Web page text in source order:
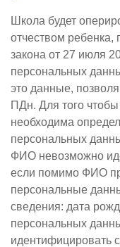
Школа будет
отчеством ребенка,
закона от 27 июля
персональных
это данные,
ПДн. Для того
необходима
персональных
ФИО невозможно
если помимо ФИО
персональные
сведения: дата
персональных
идентифицировать